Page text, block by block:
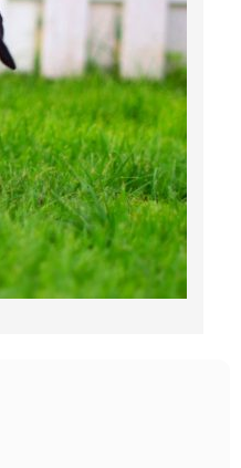
и долголетия собаки – правильное
питание. Главная задача ...